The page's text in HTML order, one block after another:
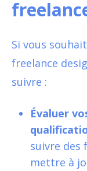
Si vous
freelance
suivre :
Évaluer
suivre des
mettre à